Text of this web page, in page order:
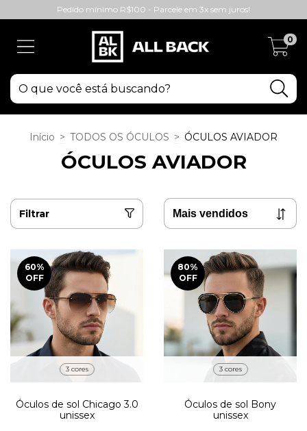
Pedido mínimo R$100 - Parcele em 3x sem juros!
0
Início > TODOS OS ÓCULOS > ÓCULOS AVIADOR
ÓCULOS AVIADOR
Filtrar
60%
OFF
3 cores
Óculos de sol Chicago 3.0
unissex
80%
OFF
3 cores
Óculos de sol Bony
unissex